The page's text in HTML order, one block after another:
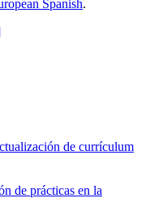
Spanish.
de currículum
de prácticas en la